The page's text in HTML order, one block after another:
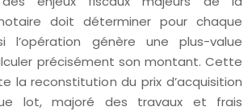
doit déterminer pour chaque
l’opération génère une plus-value
précisément son montant. Cette
la reconstitution du prix d’acquisition
lot, majoré des travaux et frais